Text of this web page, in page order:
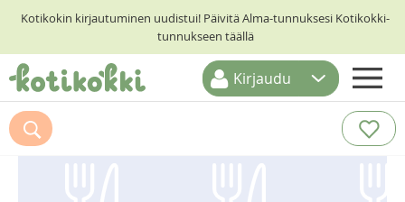
Kotikokin kirjautuminen uudistui! Päivitä Alma-tunnuksesi Kotikokki-
tunnukseen täällä
ETUSIVU
RESEPTIHAKU
Kirjaudu
Suosittelemme myös